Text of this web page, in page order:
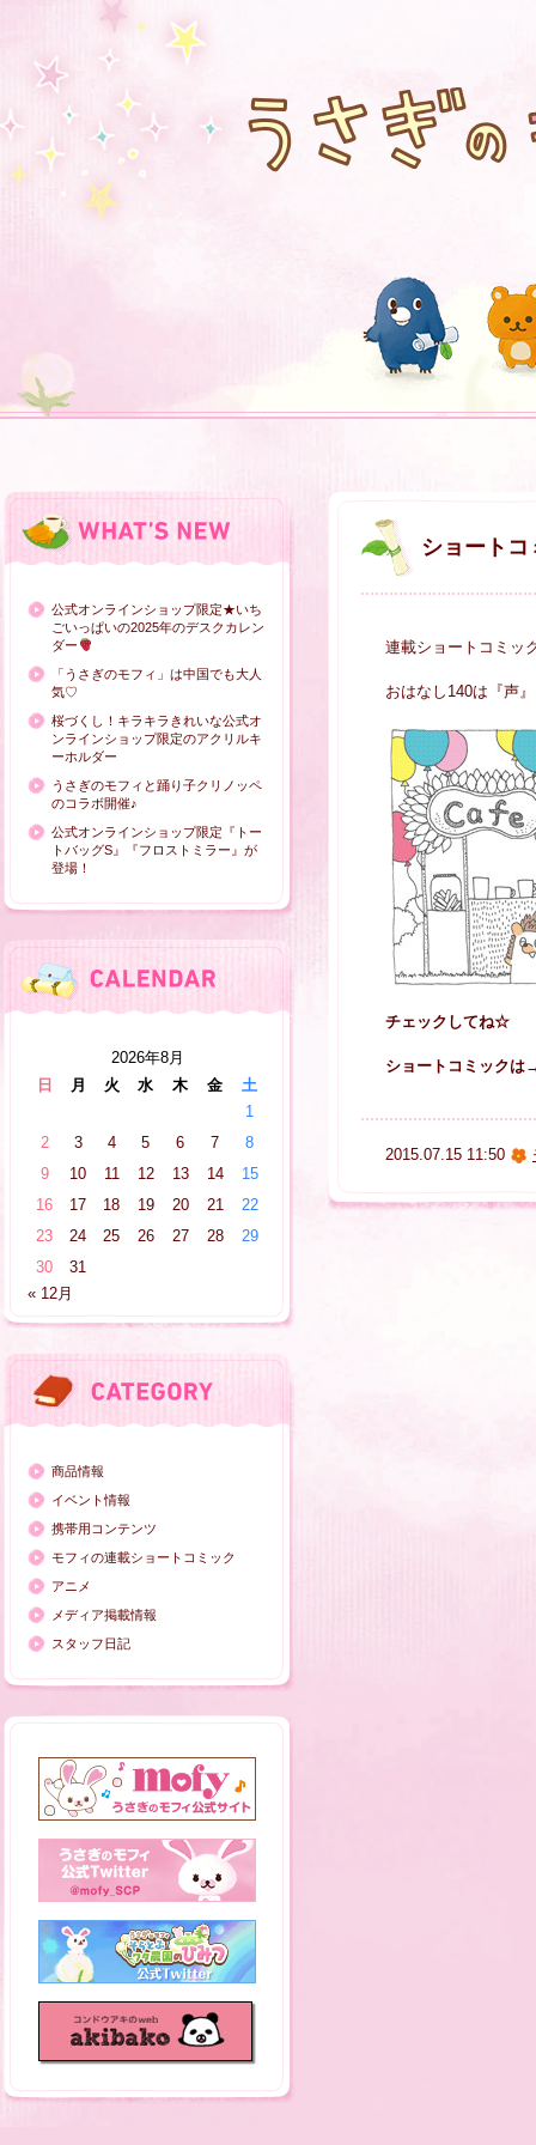
公式オンラインショップ限定★いち
ごいっぱいの2025年のデスクカレン
ダー
「うさぎのモフィ」は中国でも大人
気♡
桜づくし！キラキラきれいな公式オ
ンラインショップ限定のアクリルキ
ーホルダー
うさぎのモフィと踊り子クリノッペ
のコラボ開催♪
公式オンラインショップ限定『トー
トバッグS』『フロストミラー』が
登場！
2026年8月
日
月 火 水 木 金
土
1
2
3 4 5 6 7
8
9
10 11 12 13 14
15
16
17 18 19 20 21
22
23
24 25 26 27 28
29
30
31
« 12月
商品情報
イベント情報
携帯用コンテンツ
モフィの連載ショートコミック
アニメ
メディア掲載情報
スタッフ日記
ショート
連載ショートコミッ
おはなし140は『声』
チェックしてね☆
ショートコミック
2015.07.15 11:50